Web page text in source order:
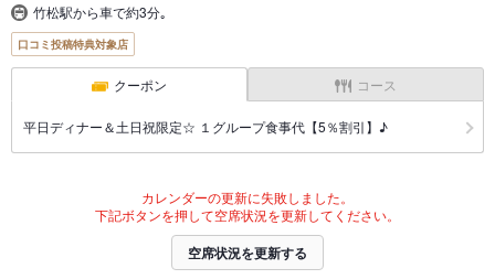
竹松駅から車で約3分｡
口コミ投稿特典対象店
クーポン コース
平日ディナー＆土日祝限定☆ １グループ食事代【5％割引】♪
カレンダーの更新に失敗しました。
下記ボタンを押して空席状況を更新してください。
空席状況を更新する